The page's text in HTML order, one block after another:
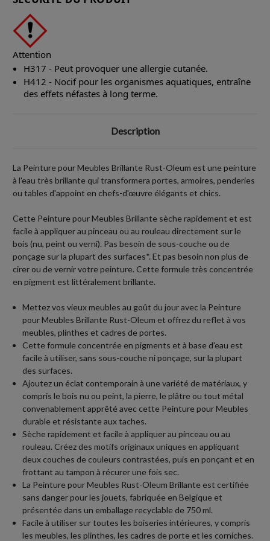
Attention
H317 - Peut provoquer une allergie cutanée.
H412 - Nocif pour les organismes aquatiques, entraîne
des effets néfastes à long terme.
Description
La Peinture pour Meubles Brillante Rust-Oleum est une peinture
à l'eau très brillante qui transformera portes, armoires, penderies
ou tables d'appoint en chefs-d'œuvre élégants et chics.
Cette Peinture pour Meubles Brillante sèche rapidement et est
facile à appliquer au pinceau ou au rouleau directement sur le
bois (nu, peint ou verni). Pas besoin de sous-couche ou de
ponçage sur la plupart des surfaces*. Et pas besoin non plus de
cirer ou de vernir votre peinture. Cette formule très concentrée
en pigment est littéralement brillante.
Mettez vos vieux meubles au goût du jour avec la Peinture
pour Meubles Brillante Rust-Oleum et offrez du reflet à vos
meubles, plinthes et cadres de portes.
Cette formule concentrée en pigments et à base d'eau est
facile à utiliser, sans sous-couche ni ponçage, sur la plupart
des surfaces.
Ajoutez un éclat contemporain à une variété de matériaux, y
compris le bois nu ou peint, la pierre, le plâtre ou tout métal
convenablement apprêté avec cette Peinture pour Meubles
durable et résistante aux taches.
Sèche rapidement et facile à appliquer au pinceau ou au
rouleau. Créez des motifs originaux uniques en appliquant
deux couches de couleurs contrastées, puis en ponçant et en
frottant au tampon à récurer une fois sec.
La Peinture pour Meubles Rust-Oleum Brillante est certifiée
sans danger pour les jouets, fabriquée en Belgique et
présentée dans un emballage recyclable de 750 ml.
Facile à utiliser sur toutes les boiseries intérieures, y compris
les meubles, les plinthes, les cadres de porte et les corniches.